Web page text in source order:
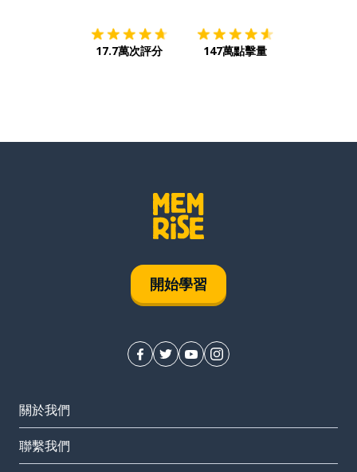
17.7萬次評分 147萬點擊量
開始學習
關於我們
聯繫我們